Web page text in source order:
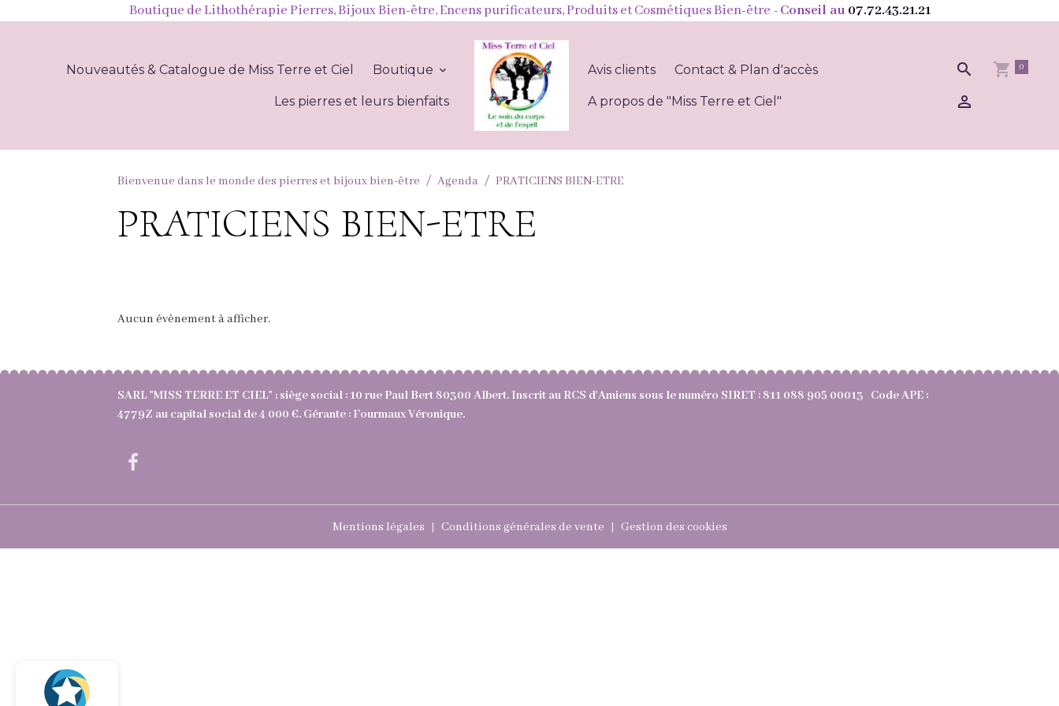
Boutique de Lithothérapie Pierres, Bijoux Bien-être, Encens purificateurs, Produits et Cosmétiques Bien-être - Conseil au 07.72.43.21.21
Nouveautés & Catalogue de Miss Terre et Ciel Boutique
Les pierres et leurs bienfaits
Avis clients Contact & Plan d'accès
A propos de "Miss Terre et Ciel"
0
Bienvenue dans le monde des pierres et bijoux bien-être Agenda PRATICIENS BIEN-ETRE
PRATICIENS BIEN-ETRE
Aucun évènement à afficher.
SARL "MISS TERRE ET CIEL" ; siège social : 10 rue Paul Bert 80300 Albert. Inscrit au RCS d'Amiens sous le numéro SIRET : 811 088 905 00013 Code APE :
4779Z au capital social de 4 000 €. Gérante : Fourmaux Véronique.
Mentions légales Conditions générales de vente Gestion des cookies